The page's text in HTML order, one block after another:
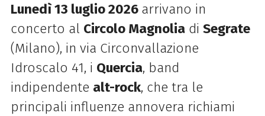
Lunedì 13 luglio 2026 arrivano in
concerto al Circolo Magnoliadi Segrate
(Milano), in via Circonvallazione
Idroscalo 41, i Quercia, band
indipendente alt-rock, che tra le
principali influenze annovera richiami